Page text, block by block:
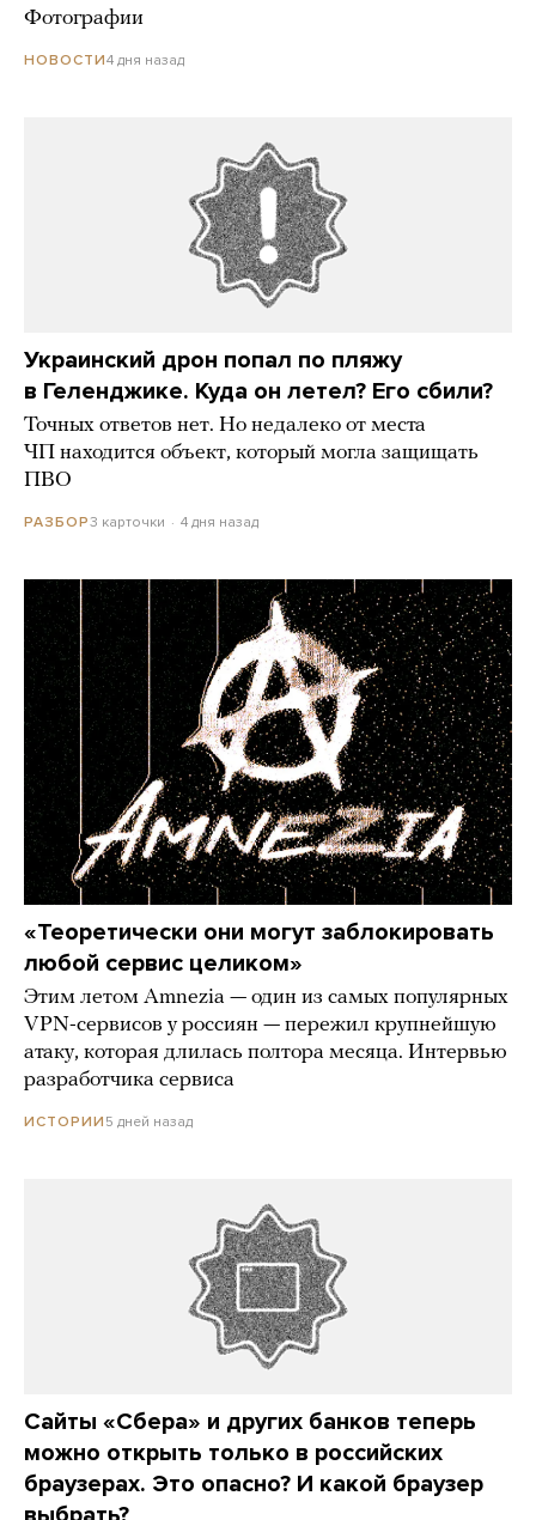
Фотографии
НОВОСТИ4 дня назад
Украинский дрон попал по пляжу
в Геленджике. Куда он летел? Его сбили?
Точных ответов нет. Но недалеко от места
ЧП находится объект, который могла защищать
ПВО
РАЗБОР3 карточки 4 дня назад
«Теоретически они могут заблокировать
любой сервис целиком»
Этим летом Amnezia — один из самых популярных
VPN-сервисов у россиян — пережил крупнейшую
атаку, которая длилась полтора месяца. Интервью
разработчика сервиса
ИСТОРИИ 5 дней назад
Сайты «Сбера» и других банков теперь
можно открыть только в российских
браузерах. Это опасно? И какой браузер